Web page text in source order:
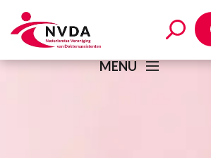
NVDA
MENU